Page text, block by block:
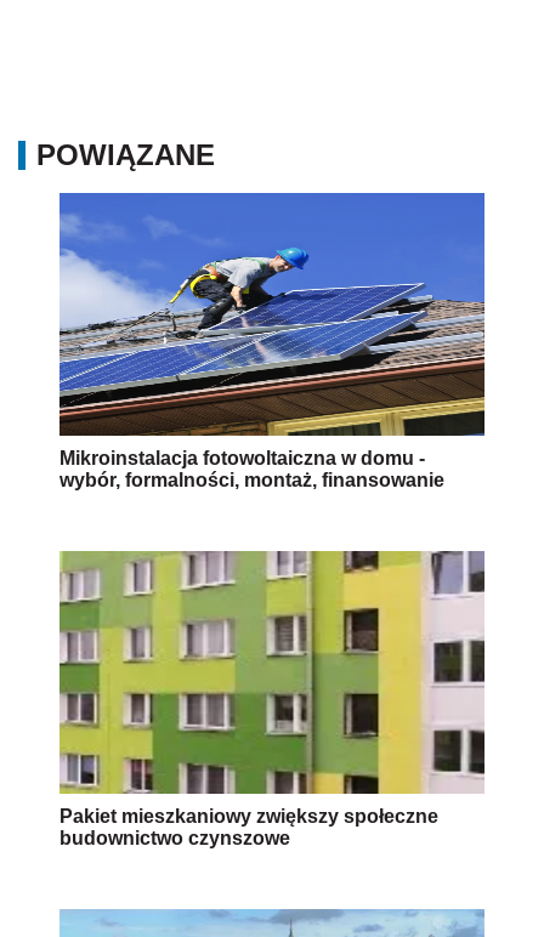
POWIĄZANE
Mikroinstalacja fotowoltaiczna w domu -
wybór, formalności, montaż, finansowanie
Pakiet mieszkaniowy zwiększy społeczne
budownictwo czynszowe